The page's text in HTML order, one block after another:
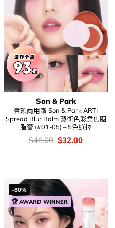
Son & Park
唇頰兩用霜 Son & Park ARTI
Spread Blur Balm 藝術色彩柔焦胭
脂膏 (#01-05) – 5色選擇
價
錢：
$48.00 Original
price
$32.00Current
-80%
🏆 AWARD WINNER